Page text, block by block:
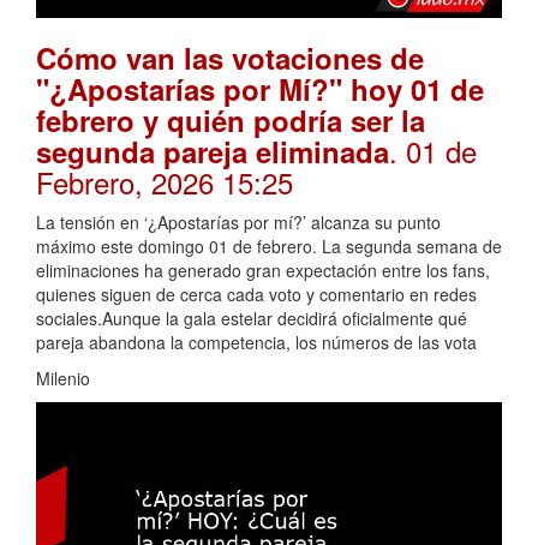
Cómo van las votaciones de
"¿Apostarías por Mí?" hoy 01 de
febrero y quién podría ser la
segunda pareja eliminada. 01 de
Febrero, 2026 15:25
La tensión en ‘¿Apostarías por mí?’ alcanza su punto
máximo este domingo 01 de febrero. La segunda semana de
eliminaciones ha generado gran expectación entre los fans,
quienes siguen de cerca cada voto y comentario en redes
sociales.Aunque la gala estelar decidirá oficialmente qué
pareja abandona la competencia, los números de las vota
Milenio